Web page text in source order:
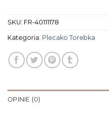
SKU: FR-40111178
Kategoria: Plecako Torebka
OPINIE (0)